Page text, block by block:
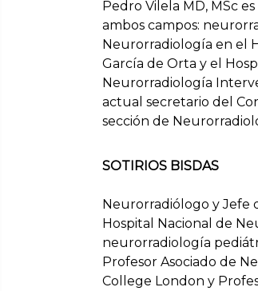
Pedro Vilela MD, MSc
ambos campos:
Neurorradiología en el
García de Orta y el
Neurorradiología
actual secretario del
sección de
SOTIRIOS BISDAS
Neurorradiólogo y Jefe
Hospital Nacional de
neurorradiología
Profesor Asociado de
College London y